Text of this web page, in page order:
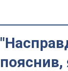
пояснив,